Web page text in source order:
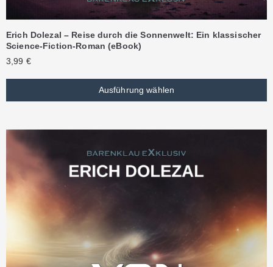
Erich Dolezal – Reise durch die Sonnenwelt: Ein klassischer
Science-Fiction-Roman (eBook)
3,99 €
Ausführung wählen